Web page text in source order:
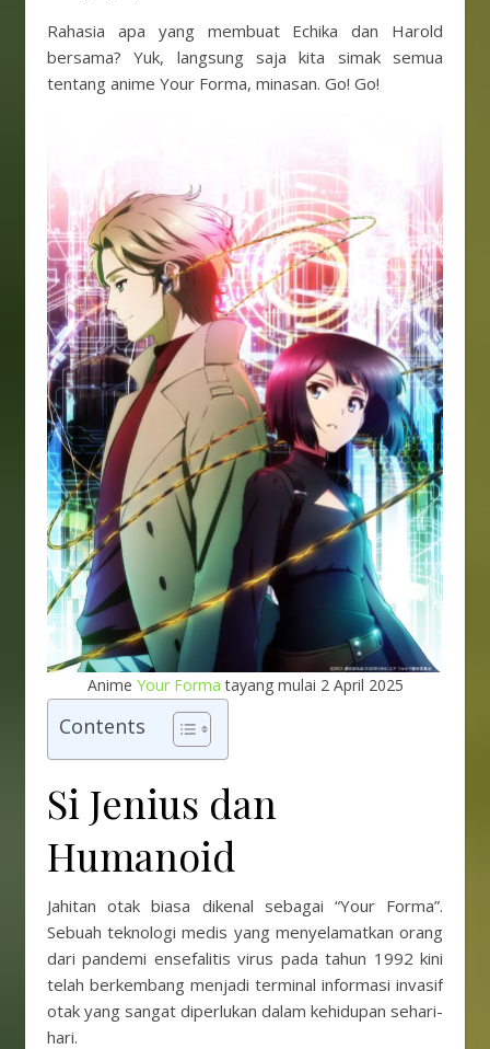
Rahasia apa yang membuat Echika dan Harold
bersama? Yuk, langsung saja kita simak semua
tentang anime Your Forma, minasan. Go! Go!
Anime Your Forma tayang mulai 2 April 2025
Contents
Si Jenius dan
Humanoid
Jahitan otak biasa dikenal sebagai “Your Forma”.
Sebuah teknologi medis yang menyelamatkan orang
dari pandemi ensefalitis virus pada tahun 1992 kini
telah berkembang menjadi terminal informasi invasif
otak yang sangat diperlukan dalam kehidupan sehari-
hari.